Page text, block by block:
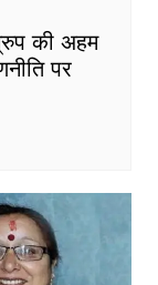
की अहम
पर